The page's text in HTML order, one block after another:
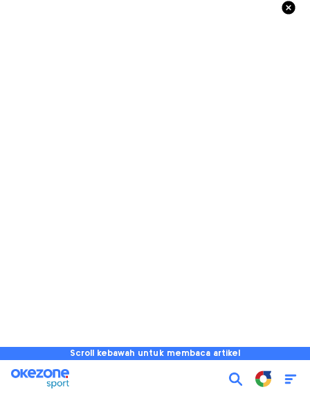
Scroll kebawah untuk membaca artikel